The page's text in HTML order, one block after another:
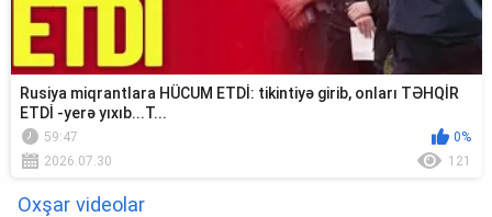
Rusiya miqrantlara HÜCUM ETDİ: tikintiyə girib, onları TƏHQİR
ETDİ -yerə yıxıb...T...
59:47
0%
2026.07.30
121
Oxşar videolar